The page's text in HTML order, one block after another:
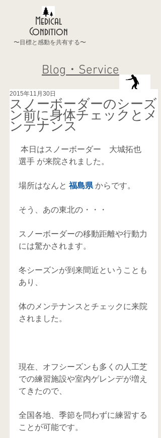
Medical
Condition
〜目標と感動を共有する〜
Blog・Service
スノーボーダーのシーズ
ン前に身体チェックとメ
ンテナンス
2015年11月30日
選手 が来院されました。
場所はなんと 福島県 からです。
そう、あの東北の・・・
スノーボーダーの移動距離や行動力
には驚かされます。
冬シーズンが到来間近ということも
あり、
体のメンテナンスとチェックに来院
されました。
現在、オフシーズンも多くの人工芝
での練習施設や室内ゲレンデが増え
てきたので、
全国各地、季節を問わずに練習する
ことが可能です。